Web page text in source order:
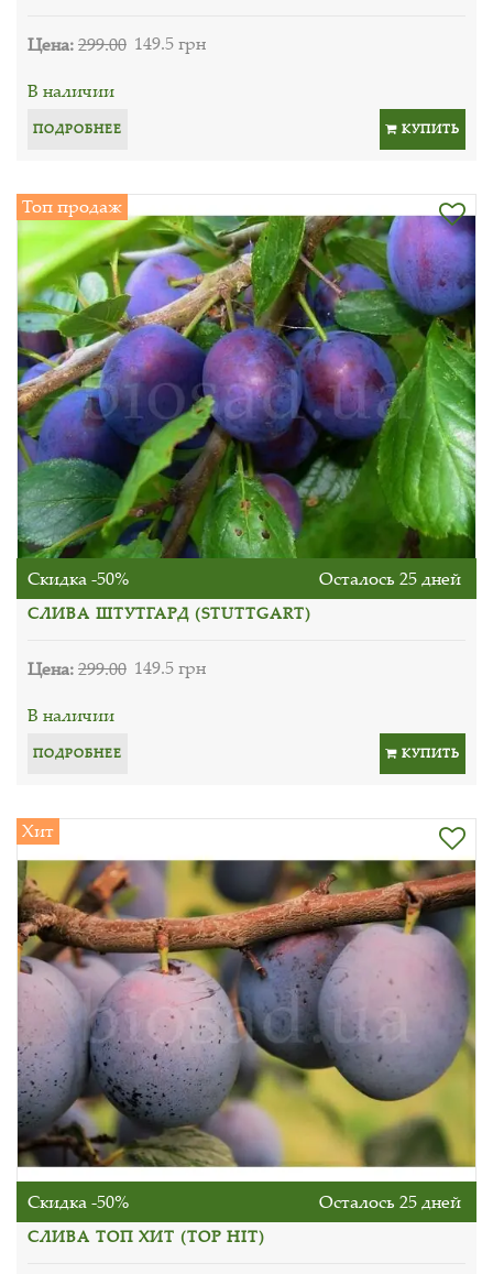
Цена:299.00 149.5 грн
В наличии
ПОДРОБНЕЕ КУПИТЬ
Топ продаж
Скидка -50% Осталось 25 дней
СЛИВА ШТУТГАРД (STUTTGART)
Цена:299.00 149.5 грн
В наличии
ПОДРОБНЕЕ КУПИТЬ
Хит
Скидка -50% Осталось 25 дней
СЛИВА ТОП ХИТ (TOP HIT)